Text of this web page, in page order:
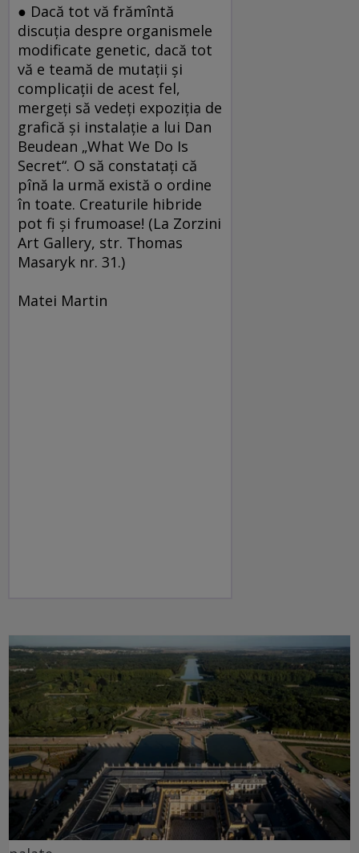
● Dacă tot vă frămîntă
discuţia despre organismele
modificate genetic, dacă tot
vă e teamă de mutaţii şi
complicaţii de acest fel,
mergeţi să vedeţi expoziţia de
grafică şi instalaţie a lui Dan
Beudean „What We Do Is
Secret“. O să constataţi că
pînă la urmă există o ordine
în toate. Creaturile hibride
pot fi şi frumoase! (La Zorzini
Art Gallery, str. Thomas
Masaryk nr. 31.)
Matei Martin